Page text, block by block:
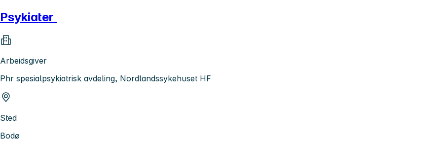
Psykiater
Arbeidsgiver
Phr spesialpsykiatrisk avdeling, Nordlandssykehuset HF
Sted
Bodø